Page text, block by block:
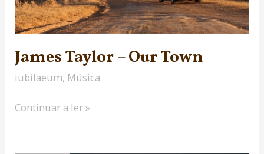
James Taylor – Our Town
iubilaeum, Música
Continuar a ler »